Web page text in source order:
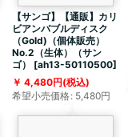
【サンゴ】【通販】カリ
ビアンバブルディスク
（Gold)（個体販売）
No.2（生体）（サン
ゴ）
[ah13-50110500]
4,480円(税込)
希望小売価格: 5,480円